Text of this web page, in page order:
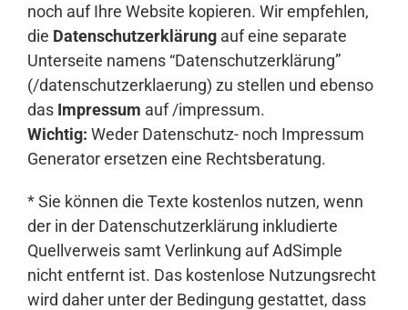
noch auf Ihre Website kopieren. Wir empfehlen,
die Datenschutzerklärungauf eine separate
Unterseite namens “Datenschutzerklärung”
(/datenschutzerklaerung) zu stellen und ebenso
das Impressum auf /impressum.
Wichtig: Weder Datenschutz- noch Impressum
Generator ersetzen eine Rechtsberatung.
* Sie können die Texte kostenlos nutzen, wenn
der in der Datenschutzerklärung inkludierte
Quellverweis samt Verlinkung auf AdSimple
nicht entfernt ist. Das kostenlose Nutzungsrecht
wird daher unter der Bedingung gestattet, dass